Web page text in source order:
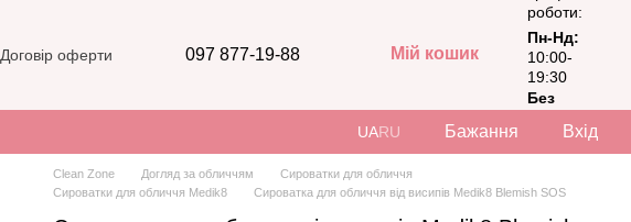
Договір оферти
097 877-19-88 Мій кошик
роботи:
Пн-Нд:
10:00-
19:30
Без
UARU Бажання Вхід
Clean Zone Догляд за обличчям
Сироватки для обличчя
Сироватки для обличчя Medik8
Сироватка для обличчя від висипів Medik8 Blemish SOS